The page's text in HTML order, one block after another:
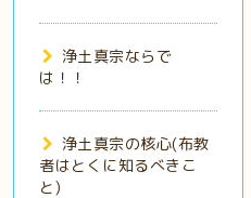
浄土真宗ならで
は！！
浄土真宗の核心(布教
者はとくに知るべきこ
と)